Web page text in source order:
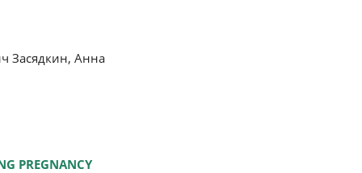
Засядкин, Анна
PREGNANCY